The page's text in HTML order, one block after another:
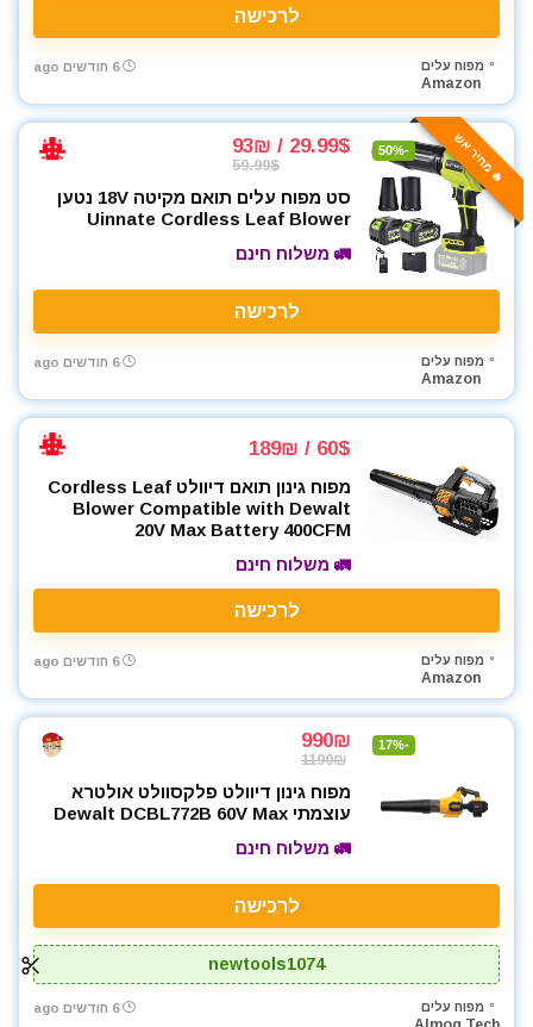
לרכישה
מפוח עלים
Amazon
6 חודשים ago
🔥 מחיר אש -50%
29.99$ / 93₪
59.99$
סט מפוח עלים תואם מקיטה 18V נטען
Uinnate Cordless Leaf Blower
🚛 משלוח חינם
לרכישה
מפוח עלים
Amazon
6 חודשים ago
60$ / 189₪
מפוח גינון תואם דיוולט Cordless Leaf
Blower Compatible with Dewalt
20V Max Battery 400CFM
🚛 משלוח חינם
לרכישה
מפוח עלים
Amazon
6 חודשים ago
-17%
990₪
1190₪
מפוח גינון דיוולט פלקסוולט אולטרא
עוצמתי Dewalt DCBL772B 60V Max
🚛 משלוח חינם
לרכישה
newtools1074
מפוח עלים 6 חודשים ago